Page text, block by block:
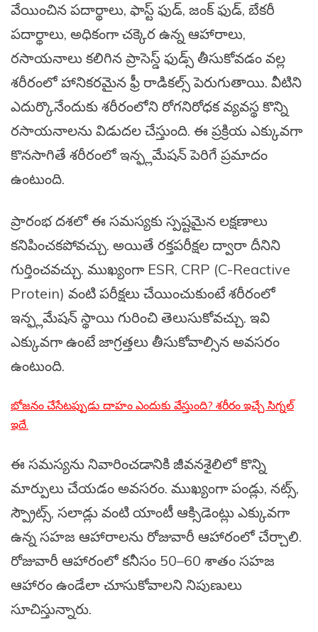
వేయించిన పదార్థాలు, ఫాస్ట్ ఫుడ్, జంక్ ఫుడ్, బేకరీ
పదార్థాలు, అధికంగా చక్కెర ఉన్న ఆహారాలు,
రసాయనాలు కలిగిన ప్రాసెస్డ్ ఫుడ్స్ తీసుకోవడం వల్ల
శరీరంలో హానికరమైన ఫ్రీ రాడికల్స్ పెరుగుతాయి. వీటిని
ఎదుర్కొనేందుకు శరీరంలోని రోగనిరోధక వ్యవస్థ కొన్ని
రసాయనాలను విడుదల చేస్తుంది. ఈ ప్రక్రియ ఎక్కువగా
కొనసాగితే శరీరంలో ఇన్ఫ్లమేషన్ పెరిగే ప్రమాదం
ఉంటుంది.
ప్రారంభ దశలో ఈ సమస్యకు స్పష్టమైన లక్షణాలు
కనిపించకపోవచ్చు. అయితే రక్తపరీక్షల ద్వారా దీనిని
గుర్తించవచ్చు. ముఖ్యంగా ESR, CRP (C-Reactive
Protein) వంటి పరీక్షలు చేయించుకుంటే శరీరంలో
ఇన్ఫ్లమేషన్ స్థాయి గురించి తెలుసుకోవచ్చు. ఇవి
ఎక్కువగా ఉంటే జాగ్రత్తలు తీసుకోవాల్సిన అవసరం
ఉంటుంది.
భోజనం చేసేటప్పుడు దాహం ఎందుకు వేస్తుంది? శరీరం ఇచ్చే సిగ్నల్
ఇదే.
ఈ సమస్యను నివారించడానికి జీవనశైలిలో కొన్ని
మార్పులు చేయడం అవసరం. ముఖ్యంగా పండ్లు, నట్స్,
స్ప్రౌట్స్, సలాడ్లు వంటి యాంటీ ఆక్సిడెంట్లు ఎక్కువగా
ఉన్న సహజ ఆహారాలను రోజువారీ ఆహారంలో చేర్చాలి.
రోజువారీ ఆహారంలో కనీసం 50–60 శాతం సహజ
ఆహారం ఉండేలా చూసుకోవాలని నిపుణులు
సూచిస్తున్నారు.